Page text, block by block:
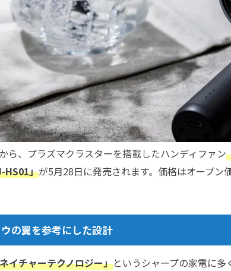
ら、プラズマクラスターを搭載したハンディファン
HS01」が5月28日に発売されます。価格はオープ
の翼を参考にした設計
イチャーテクノロジー」というシャープの家電に